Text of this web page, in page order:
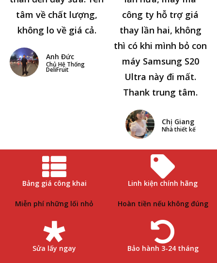
tâm về chất lượng,
không lo về giá cả.
Anh Đức
Chủ Hệ Thống
DeliFruit
công ty hỗ trợ giá
thay lần hai, không
thì có khi mình bỏ con
máy Samsung S20
Ultra này đi mất.
Thank trung tâm.
Chị Giang
Nhà thiết kế
Bảng giá công khai
Miễn phí những lối nhỏ
Linh kiện chính hãng
Hoàn tiền nếu không đúng
Sửa lấy ngay Bảo hành 3-24 tháng